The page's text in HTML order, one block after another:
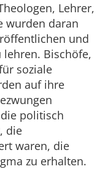
Lehrer,
wurden daran
und
Bischöfe,
soziale
auf ihre
politisch
die
waren, die
zu erhalten.